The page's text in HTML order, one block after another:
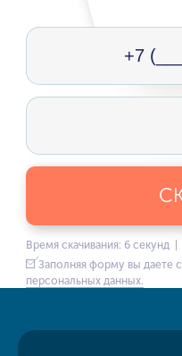
Время скачивания: 6 секунд
Заполняя форму вы даете
персональных данных.